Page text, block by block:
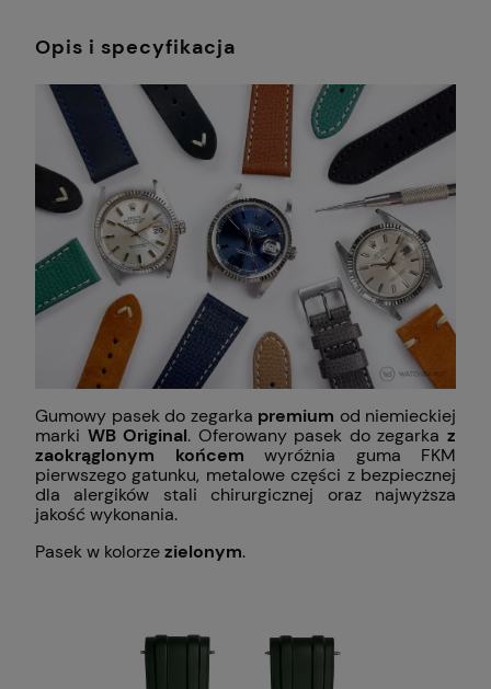
Opis i specyfikacja
Gumowy pasek do zegarka premium od niemieckiej
marki WB Original. Oferowany pasek do zegarkaz
zaokrąglonym końcem wyróżnia guma FKM
pierwszego gatunku, metalowe części z bezpiecznej
dla alergików stali chirurgicznej oraz najwyższa
jakość wykonania.
Pasek w kolorzezielonym.